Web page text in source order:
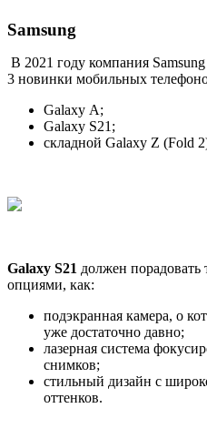
Samsung
В 2021 году компания
3 новинки мобильных
Galaxy А;
Galaxy S21;
складной Galaxy Z (Fold
Galaxy S21 должен
опциями, как:
подэкранная камера, о
уже достаточно давно;
лазерная система
снимков;
стильный дизайн с
оттенков.